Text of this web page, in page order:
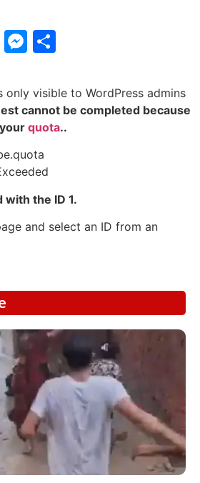
WhatsApp
Messenger
only visible to WordPress admins
cannot be completed because
quota..
the ID 1.
and select an ID from an